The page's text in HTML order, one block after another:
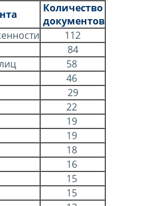
Количество
документов
112
84
58
46
29
22
19
19
18
16
15
15